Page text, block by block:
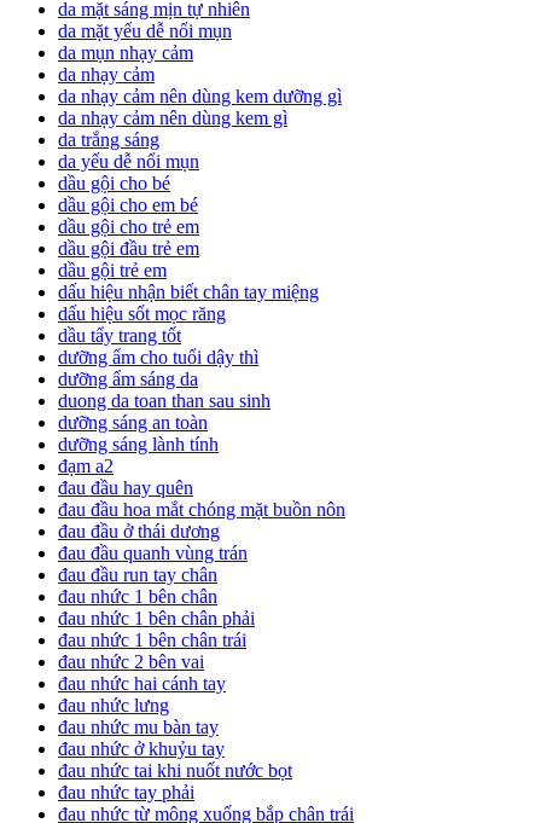
da mặt sáng mịn tự nhiên
da mặt yếu dễ nổi mụn
da mụn nhạy cảm
da nhạy cảm
da nhạy cảm nên dùng kem dưỡng gì
da nhạy cảm nên dùng kem gì
da trắng sáng
da yếu dễ nổi mụn
dầu gội cho bé
dầu gội cho em bé
dầu gội cho trẻ em
dầu gội đầu trẻ em
dầu gội trẻ em
dấu hiệu nhận biết chân tay miệng
dấu hiệu sốt mọc răng
dầu tẩy trang tốt
dưỡng ẩm cho tuổi dậy thì
dưỡng ẩm sáng da
duong da toan than sau sinh
dưỡng sáng an toàn
dưỡng sáng lành tính
đạm a2
đau đầu hay quên
đau đầu hoa mắt chóng mặt buồn nôn
đau đầu ở thái dương
đau đầu quanh vùng trán
đau đầu run tay chân
đau nhức 1 bên chân
đau nhức 1 bên chân phải
đau nhức 1 bên chân trái
đau nhức 2 bên vai
đau nhức hai cánh tay
đau nhức lưng
đau nhức mu bàn tay
đau nhức ở khuỷu tay
đau nhức tai khi nuốt nước bọt
đau nhức tay phải
đau nhức từ mông xuống bắp chân trái